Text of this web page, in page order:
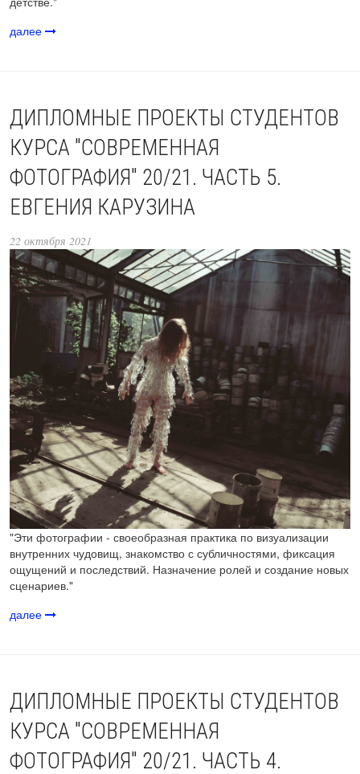
далее
ДИПЛОМНЫЕ ПРОЕКТЫ СТУДЕНТОВ
КУРСА "СОВРЕМЕННАЯ
ФОТОГРАФИЯ" 20/21. ЧАСТЬ 5.
ЕВГЕНИЯ КАРУЗИНА
22 октября 2021
"Эти фотографии - своеобразная практика по визуализации
внутренних чудовищ, знакомство с субличностями, фиксация
ощущений и последствий. Назначение ролей и создание новых
сценариев."
далее
ДИПЛОМНЫЕ ПРОЕКТЫ СТУДЕНТОВ
КУРСА "СОВРЕМЕННАЯ
ФОТОГРАФИЯ" 20/21. ЧАСТЬ 4.